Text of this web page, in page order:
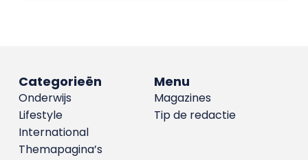
Menu
Magazines
Tip de redactie
Categorieën
Onderwijs
Lifestyle
International
Themapagina’s